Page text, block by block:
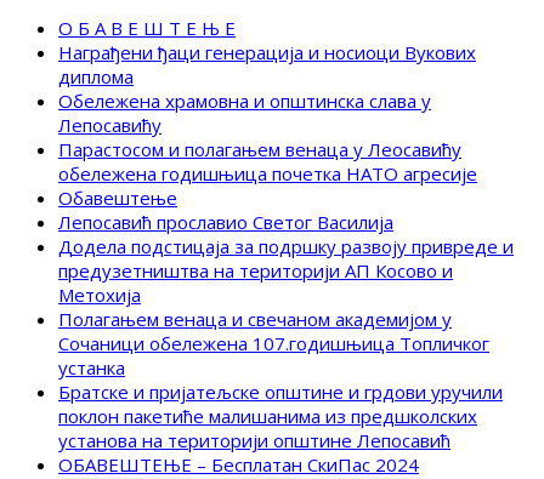
О Б А В Е Ш Т Е Њ Е
Награђени ђаци генерација и носиоци Вукових
диплома
Обележена храмовна и општинска слава у
Лепосавићу
Парастосом и полагањем венаца у Леосавићу
обележена годишњица почетка НАТО агресије
Обавештење
Лепосавић прославио Светог Василија
Додела подстицаја за подршку развоју привреде и
предузетништва на територији АП Косово и
Метохија
Полагањем венаца и свечаном академијом у
Сочаници обележена 107.годишњица Топличког
устанка
Братске и пријатељске општине и грдови уручили
поклон пакетиће малишанима из предшколских
установа на територији општине Лепосавић
ОБАВЕШТЕЊЕ – Бесплатан СкиПас 2024